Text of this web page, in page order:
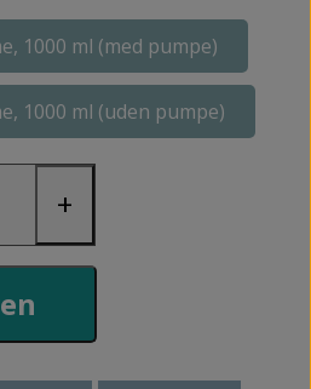
1000 ml (med pumpe)
1000 ml (uden pumpe)
+